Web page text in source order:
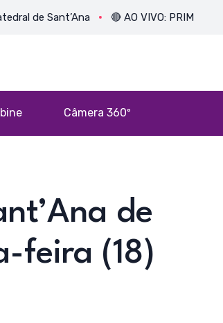
Sant’Ana 🔴 AO VIVO: PRIMEIRA
Câmera 360º
de
feira (18)